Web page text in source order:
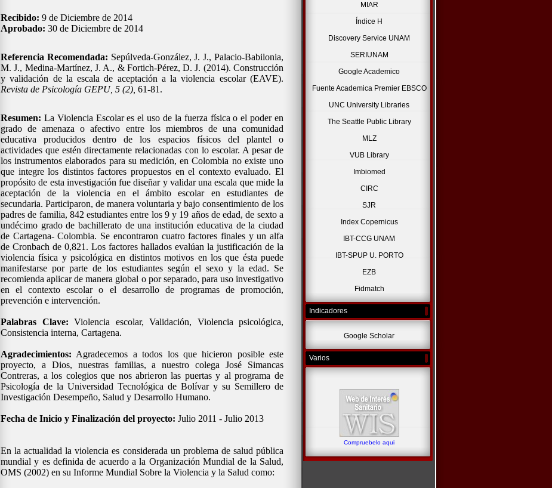
Recibido: 9 de Diciembre de 2014
Aprobado: 30 de Diciembre de 2014
Referencia Recomendada: Sepúlveda-González, J. J., Palacio-Babilonia,
M. J., Medina-Martínez, J. A., & Fortich-Pérez, D. J. (2014). Construcción
y validación de la escala de aceptación a la violencia escolar (EAVE).
Revista de Psicología GEPU, 5 (2), 61-81.
Resumen: La Violencia Escolar es el uso de la fuerza física o el poder en
grado de amenaza o afectivo entre los miembros de una comunidad
educativa producidos dentro de los espacios físicos del plantel o
actividades que estén directamente relacionadas con lo escolar. A pesar de
los instrumentos elaborados para su medición, en Colombia no existe uno
que integre los distintos factores propuestos en el contexto evaluado. El
propósito de esta investigación fue diseñar y validar una escala que mide la
aceptación de la violencia en el ámbito escolar en estudiantes de
secundaria. Participaron, de manera voluntaria y bajo consentimiento de los
padres de familia, 842 estudiantes entre los 9 y 19 años de edad, de sexto a
undécimo grado de bachillerato de una institución educativa de la ciudad
de Cartagena- Colombia. Se encontraron cuatro factores finales y un alfa
de Cronbach de 0,821. Los factores hallados evalúan la justificación de la
violencia física y psicológica en distintos motivos en los que ésta puede
manifestarse por parte de los estudiantes según el sexo y la edad. Se
recomienda aplicar de manera global o por separado, para uso investigativo
en el contexto escolar o el desarrollo de programas de promoción,
prevención e intervención.
Palabras Clave: Violencia escolar, Validación, Violencia psicológica,
Consistencia interna, Cartagena.
Agradecimientos: Agradecemos a todos los que hicieron posible este
proyecto, a Dios, nuestras familias, a nuestro colega José Simancas
Contreras, a los colegios que nos abrieron las puertas y al programa de
Psicología de la Universidad Tecnológica de Bolívar y su Semillero de
Investigación Desempeño, Salud y Desarrollo Humano.
Fecha de Inicio y Finalización del proyecto: Julio 2011 - Julio 2013
En la actualidad la violencia es considerada un problema de salud pública
mundial y es definida de acuerdo a la Organización Mundial de la Salud,
OMS (2002) en su Informe Mundial Sobre la Violencia y la Salud como:
MIAR
Índice H
Discovery Service UNAM
SERIUNAM
Google Academico
Fuente Academica Premier EBSCO
UNC University Libraries
The Seattle Public Library
MLZ
VUB Library
Imbiomed
CIRC
SJR
Index Copernicus
IBT-CCG UNAM
IBT-SPUP U. PORTO
EZB
Fidmatch
Indicadores
Google Scholar
Varios
Compruebelo aqui